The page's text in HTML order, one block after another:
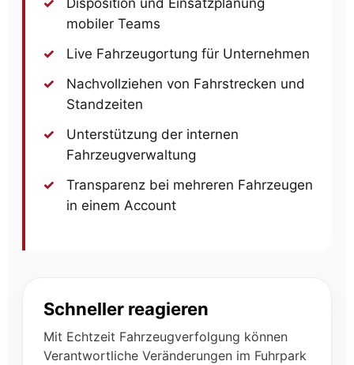
mobiler Teams
Live Fahrzeugortung für Unternehmen
Nachvollziehen von Fahrstrecken und
Standzeiten
Unterstützung der internen
Fahrzeugverwaltung
Transparenz bei mehreren Fahrzeugen
in einem Account
Schneller reagieren
Mit Echtzeit Fahrzeugverfolgung können
Verantwortliche Veränderungen im Fuhrpark